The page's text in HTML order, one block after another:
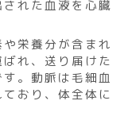
れた血液を心臓
栄養分が含まれ
れ、送り届けた
。動脈は毛細血
おり、体全体に